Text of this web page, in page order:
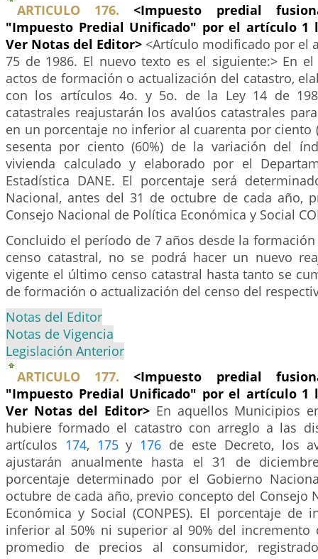
ARTICULO 176.
<Impuesto predial
"Impuesto Predial Unificado" por el artículo 1
Ver Notas del Editor> <Artículo modificado por el
75 de 1986. El nuevo texto es el siguiente:> En
actos de formación o actualización del catastro,
con los artículos 4o. y 5o. de la Ley 14 de
catastrales reajustarán los avalúos catastrales
en un porcentaje no inferior al cuarenta por ciento
sesenta por ciento (60%) de la variación del
vivienda calculado y elaborado por el
Estadística DANE. El porcentaje será
Nacional, antes del 31 de octubre de cada año,
Consejo Nacional de Política Económica y Social
Concluido el período de 7 años desde la
censo catastral, no se podrá hacer un nuevo
vigente el último censo catastral hasta tanto se
de formación o actualización del censo del
Notas del Editor
Notas de Vigencia
Legislación Anterior
ARTICULO 177.
<Impuesto predial
"Impuesto Predial Unificado" por el artículo 1
Ver Notas del Editor> En aquellos Municipios
hubiere formado el catastro con arreglo a las
artículos 174, 175y 176 de este Decreto, los
ajustarán anualmente hasta el 31 de
porcentaje determinado por el Gobierno
octubre de cada año, previo concepto del Consejo
Económica y Social (CONPES). El porcentaje de
inferior al 50% ni superior al 90% del incremento
promedio de precios al consumidor,